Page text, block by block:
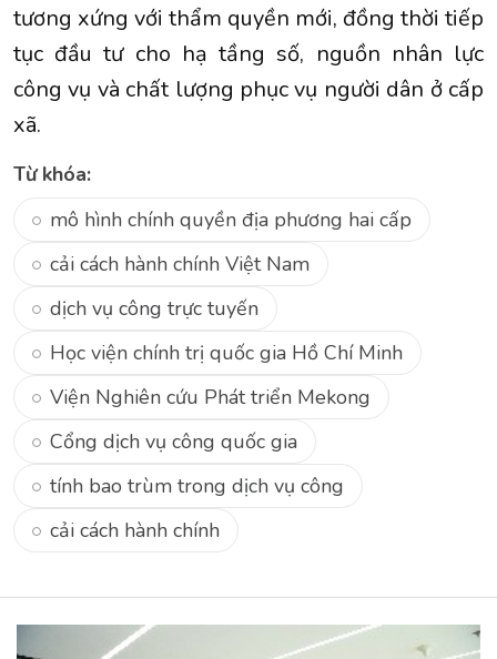
tương xứng với thẩm quyền mới, đồng thời tiếp
tục đầu tư cho hạ tầng số, nguồn nhân lực
công vụ và chất lượng phục vụ người dân ở cấp
xã.
Từ khóa:
mô hình chính quyền địa phương hai cấp
cải cách hành chính Việt Nam
dịch vụ công trực tuyến
Học viện chính trị quốc gia Hồ Chí Minh
Viện Nghiên cứu Phát triển Mekong
Cổng dịch vụ công quốc gia
tính bao trùm trong dịch vụ công
cải cách hành chính